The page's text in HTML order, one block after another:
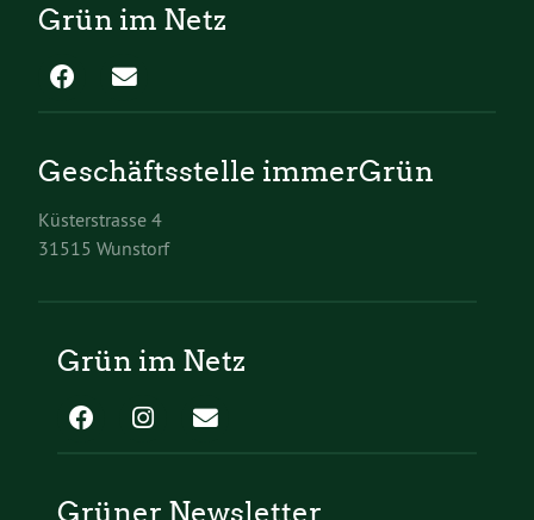
Grün im Netz
Geschäftsstelle immerGrün
Küsterstrasse 4
31515 Wunstorf
Grün im Netz
Grüner Newsletter